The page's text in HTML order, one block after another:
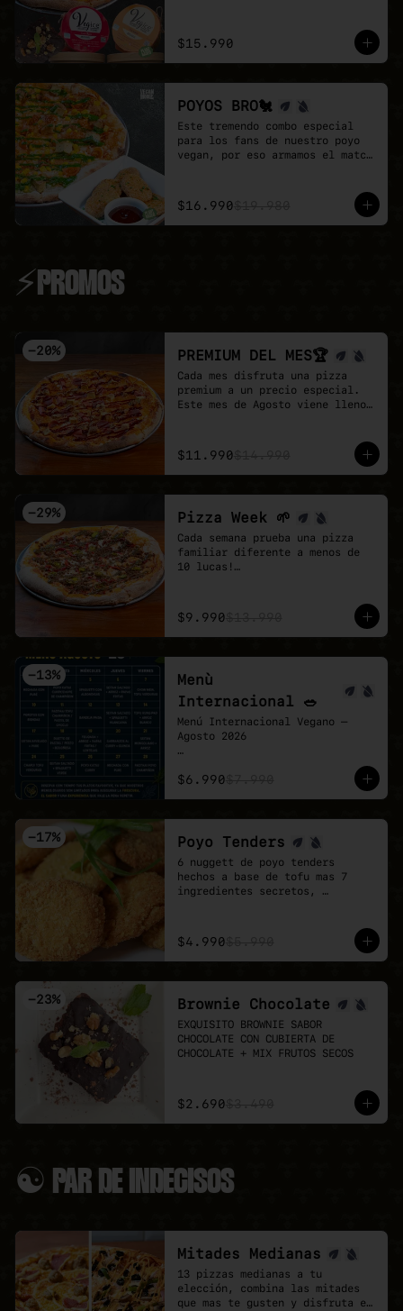
pizza mediana a familiar!
$15.990
POYOS BRO🐔
Este tremendo combo especial
para los fans de nuestro poyo
vegan, por eso armamos el match
elección + porción de Poyo
Tender + salsa buffalo + salsa
BBQ.
$16.990
⚡PROMOS
-20% PREMIUM DEL MES🏆
Cada mes disfruta una pizza
premium a un precio especial.
Este mes de Agosto viene lleno
- Poyo tender, carne mex,
salchicha, pepperoni y un toque
de salsa barbecue sobre base de
$11.990
-29% Pizza Week 🌱
Cada semana prueba una pizza
familiar diferente a menos de
10 lucas!
- Carne vegetal sazonada estilo
mexicano, pimentón tatemado,
jalapeño encurtido y un shot de
$9.990
-13%
Menù
Internacional 🥗
Menú Internacional Vegano —
Agosto 2026
diferente inspirado en sabores
Veganmobile 💚
Todos nuestros almuerzos
incluyen ensalada mixta fresca,
pan horneado y nuestro clásico
pebre casero.
menú del día:
MAR 04: Poyo Katsu curry
MIÉ 05: Albondigas + Spaguetti
JUE 06: Seitan Saltado + arroz
+ papas fritas
VIE 07: Chowmein Tofu verduras
$6.990
-17% Poyo Tenders
6 nuggett de poyo tenders
hechos a base de tofu mas 7
ingredientes secretos,
extra.
$4.990
-23% Brownie Chocolate
EXQUISITO BROWNIE SABOR
CHOCOLATE CON CUBIERTA DE
CHOCOLATE + MIX FRUTOS SECOS
$2.690
☯ PAR DE INDECISOS
Mitades Medianas
13 pizzas medianas a tu
elección, combina las mitades
que mas te gusten y disfruta el